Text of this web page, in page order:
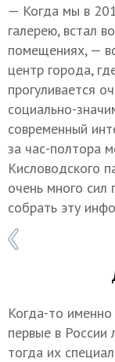
— Когда мы в
галерею, встал
помещениях, —
центр города,
прогуливается
социально-
современный
за час-полтора
Кисловодского
очень много сил
собрать эту
Когда-то
первые в
тогда их